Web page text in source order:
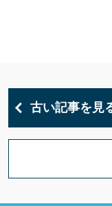
古い記事を見